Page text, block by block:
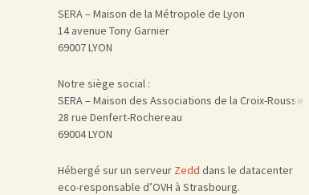
SERA – Maison de la Métropole de Lyon
14 avenue Tony Garnier
69007 LYON
Notre siège social :
SERA – Maison des Associations de la Croix-Rousse
28 rue Denfert-Rochereau
69004 LYON
Hébergé sur un serveur Zedd dans le datacenter
eco-responsable d’OVH à Strasbourg.